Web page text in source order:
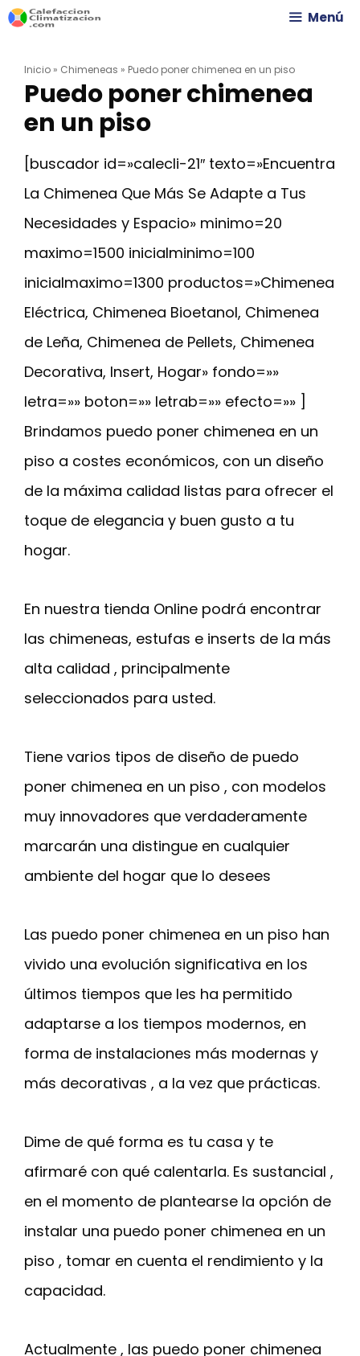
Saltar
contenido
Menú
Inicio » Chimeneas » Puedo poner chimenea en un piso
Puedo poner chimenea
en un piso
[buscador id=»calecli-21″ texto=»Encuentra
La Chimenea Que Más Se Adapte a Tus
Necesidades y Espacio» minimo=20
maximo=1500 inicialminimo=100
inicialmaximo=1300 productos=»Chimenea
Eléctrica, Chimenea Bioetanol, Chimenea
de Leña, Chimenea de Pellets, Chimenea
Decorativa, Insert, Hogar» fondo=»»
letra=»» boton=»» letrab=»» efecto=»» ]
Brindamos puedo poner chimenea en un
piso a costes económicos, con un diseño
de la máxima calidad listas para ofrecer el
toque de elegancia y buen gusto a tu
hogar.
En nuestra tienda Online podrá encontrar
las chimeneas, estufas e inserts de la más
alta calidad , principalmente
seleccionados para usted.
Tiene varios tipos de diseño de puedo
poner chimenea en un piso , con modelos
muy innovadores que verdaderamente
marcarán una distingue en cualquier
ambiente del hogar que lo desees
Las puedo poner chimenea en un piso han
vivido una evolución significativa en los
últimos tiempos que les ha permitido
adaptarse a los tiempos modernos, en
forma de instalaciones más modernas y
más decorativas , a la vez que prácticas.
Dime de qué forma es tu casa y te
afirmaré con qué calentarla. Es sustancial ,
en el momento de plantearse la opción de
instalar una puedo poner chimenea en un
piso , tomar en cuenta el rendimiento y la
capacidad.
Actualmente , las puedo poner chimenea